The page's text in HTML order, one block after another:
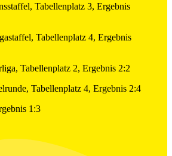
Tabellenplatz 3, Ergebnis
Tabellenplatz 4, Ergebnis
Tabellenplatz 2, Ergebnis 2:2
Tabellenplatz 4, Ergebnis 2:4
1:3